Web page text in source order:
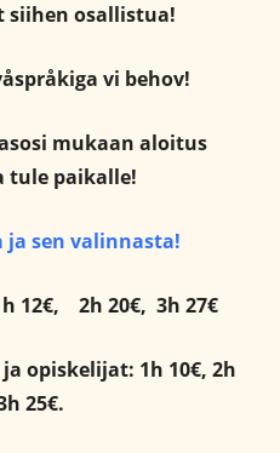
osallistua!
vi behov!
mukaan aloitus
tule paikalle!
sen valinnasta!
12€, 2h 20€, 3h 27€
opiskelijat: 1h 10€, 2h
25€.